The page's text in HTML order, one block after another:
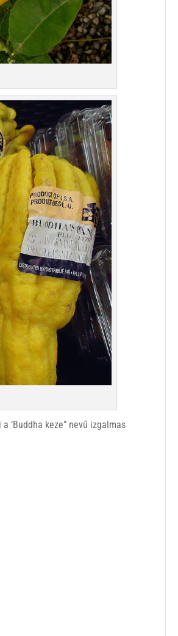
‘Buddha keze” nevű izgalmas